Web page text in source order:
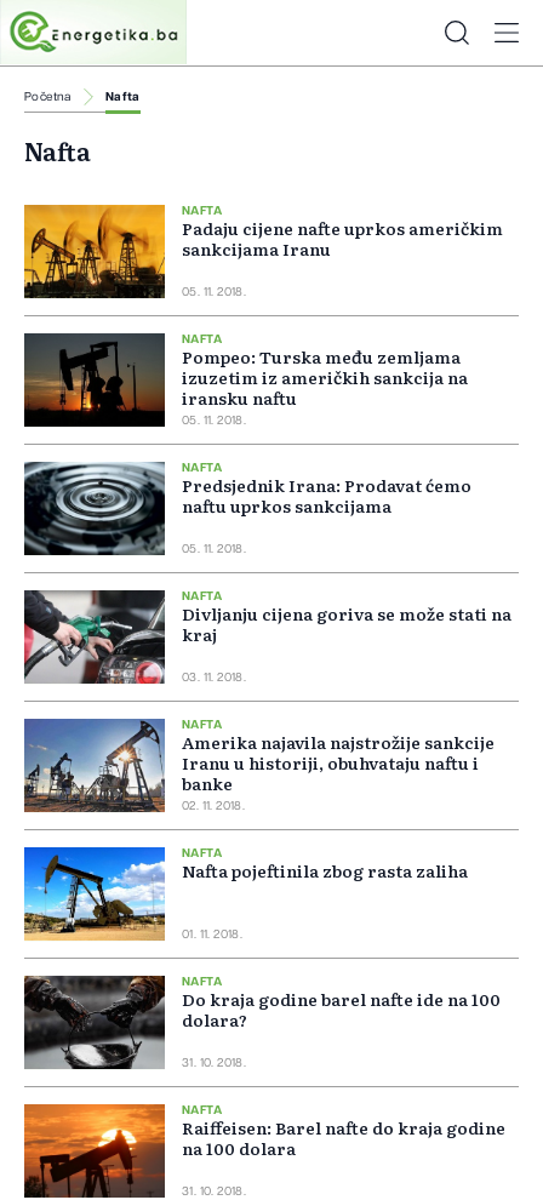
Početna Nafta
Nafta
NAFTA
Padaju cijene nafte uprkos američkim
sankcijama Iranu
05. 11. 2018.
NAFTA
Pompeo: Turska među zemljama
izuzetim iz američkih sankcija na
iransku naftu
05. 11. 2018.
NAFTA
Predsjednik Irana: Prodavat ćemo
naftu uprkos sankcijama
05. 11. 2018.
NAFTA
Divljanju cijena goriva se može stati na
kraj
03. 11. 2018.
NAFTA
Amerika najavila najstrožije sankcije
Iranu u historiji, obuhvataju naftu i
banke
02. 11. 2018.
NAFTA
Nafta pojeftinila zbog rasta zaliha
01. 11. 2018.
NAFTA
Do kraja godine barel nafte ide na 100
dolara?
31. 10. 2018.
NAFTA
Raiffeisen: Barel nafte do kraja godine
na 100 dolara
31. 10. 2018.